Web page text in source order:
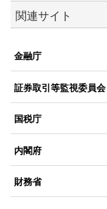
関連サイト
金融庁
証券取引等監視委員会
国税庁
内閣府
財務省